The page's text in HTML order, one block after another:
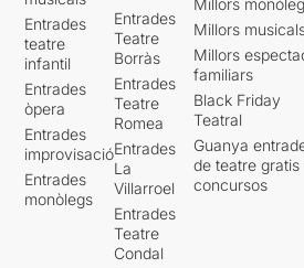
Entrades
teatre
infantil
Entrades
òpera
Entrades
improvisació
Entrades
monòlegs
Entrades
Teatre
Borràs
Entrades
Teatre
Romea
Entrades
La
Villarroel
Entrades
Teatre
Condal
Millors
Millors
Millors
familiars
Black Friday
Teatral
Guanya
de teatre gratis
concursos